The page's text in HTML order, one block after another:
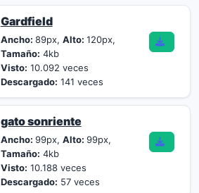
Gardfield
Ancho: 89px, Alto: 120px,
Tamaño: 4kb
Visto: 10.092 veces
Descargado: 141 veces
gato sonriente
Ancho: 99px, Alto: 99px,
Tamaño: 4kb
Visto: 10.188 veces
Descargado: 57 veces